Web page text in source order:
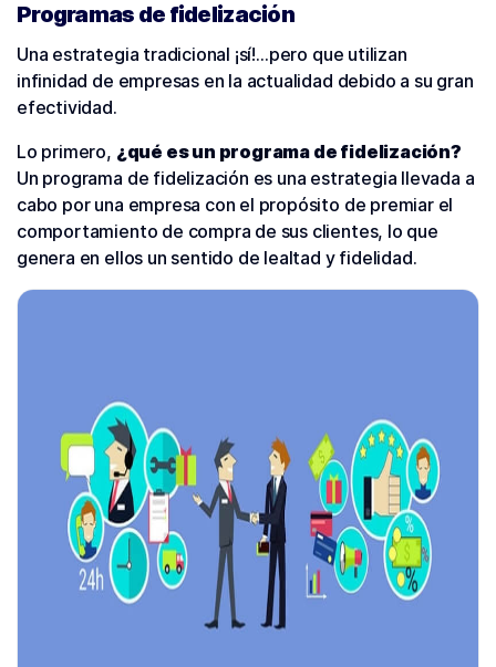
Programas de fidelización
Una estrategia tradicional ¡sí!…pero que utilizan
infinidad de empresas en la actualidad debido a su gran
efectividad.
Lo primero, ¿qué es un programa de fidelización?
Un programa de fidelización es una estrategia llevada a
cabo por una empresa con el propósito de premiar el
comportamiento de compra de sus clientes, lo que
genera en ellos un sentido de lealtad y fidelidad.